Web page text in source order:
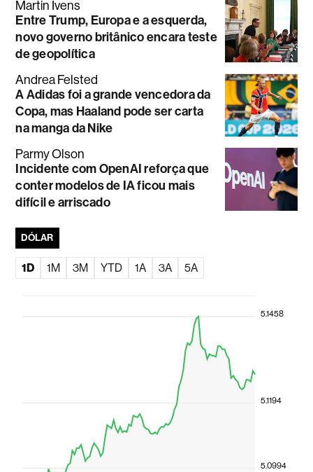
Martin Ivens
Entre Trump, Europa e a esquerda,
novo governo britânico encara teste
de geopolítica
Andrea Felsted
A Adidas foi a grande vencedora da
Copa, mas Haaland pode ser carta
na manga da Nike
Parmy Olson
Incidente com OpenAI reforça que
conter modelos de IA ficou mais
difícil e arriscado
DÓLAR
1D 1M 3M YTD 1A 3A 5A
5.0994
5.1194
5.1458